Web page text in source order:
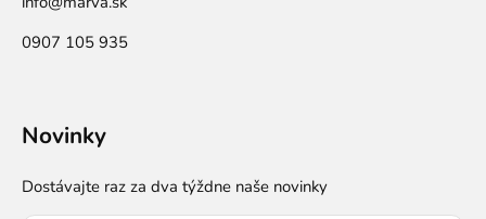
0907 105 935
Novinky
Dostávajte raz za dva týždne naše novinky